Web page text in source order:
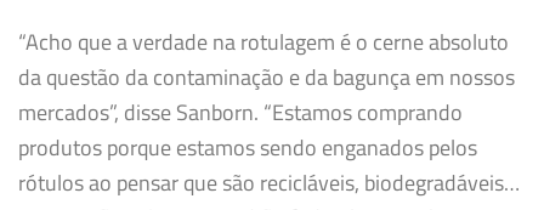
“Acho que a verdade na rotulagem é o cerne absoluto
da questão da contaminação e da bagunça em nossos
mercados”, disse Sanborn. “Estamos comprando
produtos porque estamos sendo enganados pelos
rótulos ao pensar que são recicláveis, biodegradáveis…